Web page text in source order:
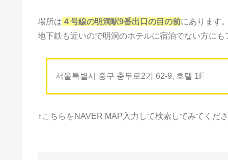
場所は ４号線の明洞駅9番出口の目の前にあります
地下鉄も近いので明洞のホテルに宿泊でない方にも
서울특별시 중구 충무로2가 62-9, 호텔 1F
↑こちらをNAVER MAP入力して検索してみてくだ